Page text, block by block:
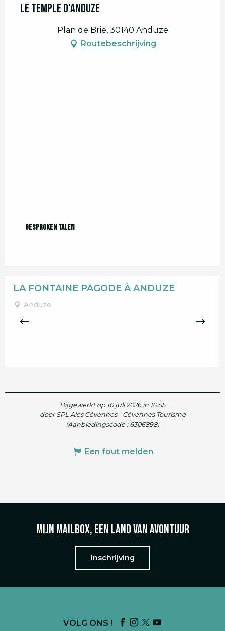
Le Temple d'Anduze
Plan de Brie, 30140 Anduze
Routebeschrijving
Gesproken talen
Gesproken talen
LA FONTAINE PAGODE À ANDUZE
Anduze
Bijgewerkt op 10 juli 2026 in 10:55
door SPL Alès Cévennes - Cévennes Tourisme
(Aanbiedingscode : 6306898)
Een fout melden
Mijn mailbox, een land van avontuur
Inschrijving
VOLG ONS !